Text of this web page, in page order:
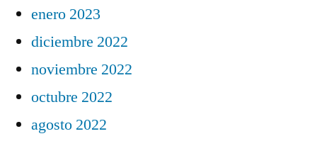
enero 2023
diciembre 2022
noviembre 2022
octubre 2022
agosto 2022